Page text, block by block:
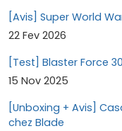
[Avis] Super World
22 Fev 2026
[Test] Blaster Force
15 Nov 2025
[Unboxing + Avis]
chez Blade